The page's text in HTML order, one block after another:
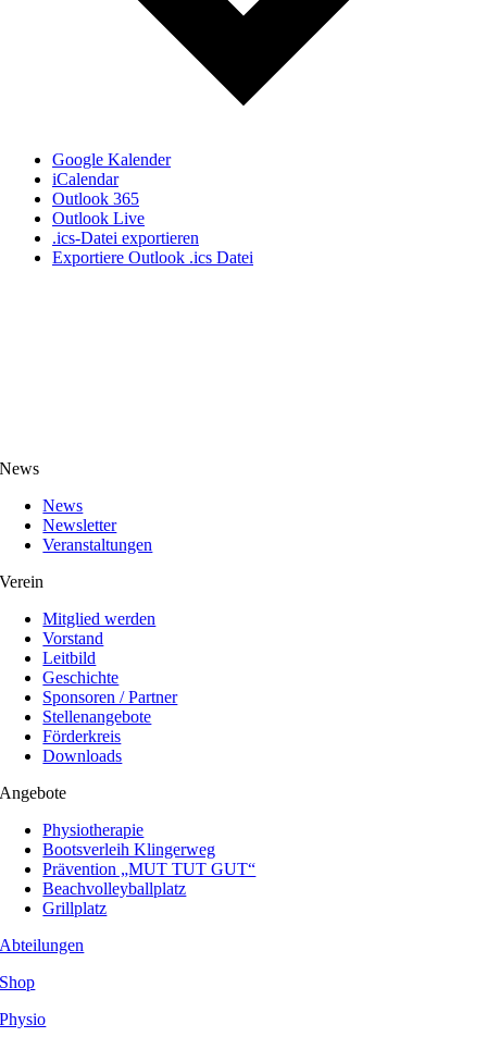
Google Kalender
iCalendar
Outlook 365
Outlook Live
.ics-Datei exportieren
Exportiere Outlook .ics Datei
News
News
Newsletter
Veranstaltungen
Verein
Mitglied werden
Vorstand
Leitbild
Geschichte
Sponsoren / Partner
Stellenangebote
Förderkreis
Downloads
Angebote
Physiotherapie
Bootsverleih Klingerweg
Prävention „MUT TUT GUT“
Beachvolleyballplatz
Grillplatz
Abteilungen
Shop
Physio